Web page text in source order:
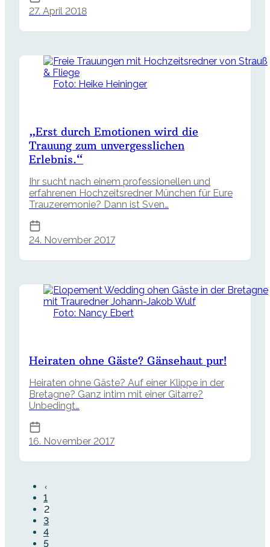
27. April 2018
Foto: Heike Heininger
„Erst durch Emotionen wird die
Trauung zum unvergesslichen
Erlebnis.“
Ihr sucht nach einem professionellen und
erfahrenen Hochzeitsredner München für Eure
Trauzeremonie? Dann ist Sven…
24. November 2017
Foto: Nancy Ebert
Heiraten ohne Gäste? Gänsehaut pur!
Heiraten ohne Gäste? Auf einer Klippe in der
Bretagne? Ganz intim mit einer Gitarre?
Unbedingt…
16. November 2017
1
2
3
4
5